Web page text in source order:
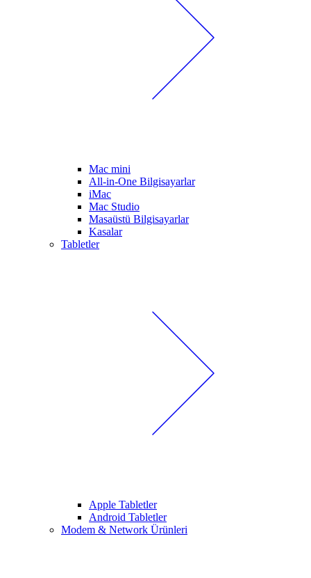
Mac mini
All-in-One Bilgisayarlar
iMac
Mac Studio
Masaüstü Bilgisayarlar
Kasalar
Tabletler
Apple Tabletler
Android Tabletler
Modem & Network Ürünleri